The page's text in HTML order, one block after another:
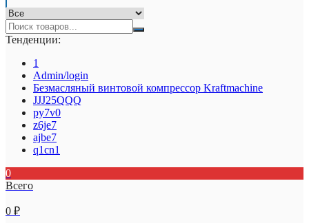
Тенденции:
1
Admin/login
Безмасляный винтовой компрессор Kraftmaсhine
JJJ25QQQ
py7v0
z6je7
ajbe7
q1cn1
0
Всего
0 ₽